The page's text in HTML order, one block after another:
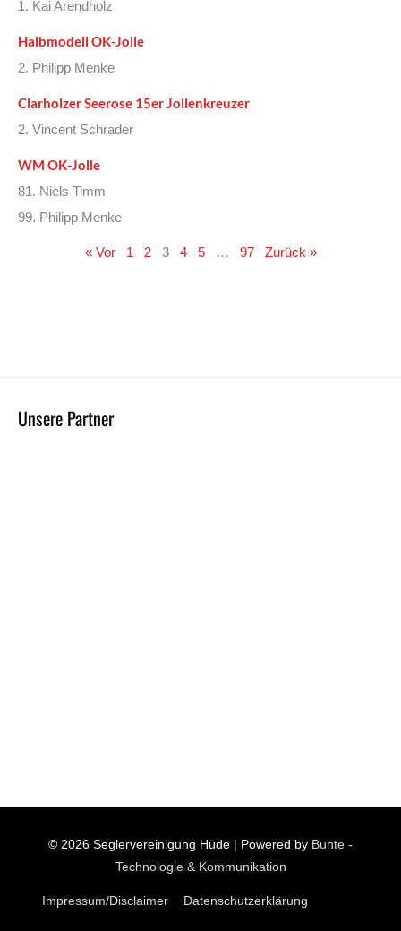
1. Kai Arendholz
Halbmodell OK-Jolle
2. Philipp Menke
Clarholzer Seerose 15er Jollenkreuzer
2. Vincent Schrader
WM OK-Jolle
81. Niels Timm
99. Philipp Menke
« Vor 1 2 3 4 5 … 97 Zurück »
Unsere Partner
© 2026 Seglervereinigung Hüde | Powered by Bunte -
Technologie & Kommunikation
Impressum/Disclaimer Datenschutzerklärung